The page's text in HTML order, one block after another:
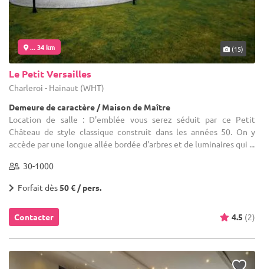
... 34 km (15)
Le Petit Versailles
Charleroi - Hainaut (WHT)
Demeure de caractère / Maison de Maître
Location de salle : D'emblée vous serez séduit par ce Petit
Château de style classique construit dans les années 50. On y
accède par une longue allée bordée d'arbres et de luminaires qui ...
30-1000
Forfait dès50 € / pers.
Contacter 4.5 (2)